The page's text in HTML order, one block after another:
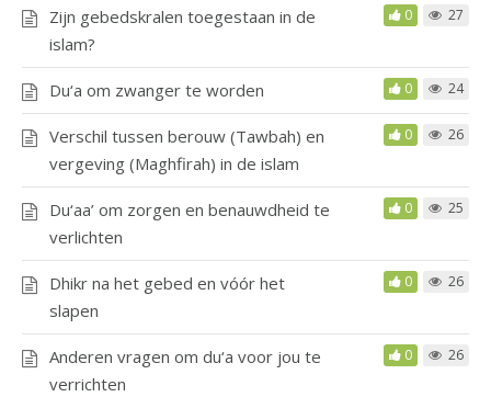
Zijn gebedskralen toegestaan in de
islam?
0 27
Du‘a om zwanger te worden 0 24
Verschil tussen berouw (Tawbah) en
vergeving (Maghfirah) in de islam
0 26
Du‘aa’ om zorgen en benauwdheid te
verlichten
0 25
Dhikr na het gebed en vóór het
slapen
0 26
Anderen vragen om du‘a voor jou te
verrichten
0 26